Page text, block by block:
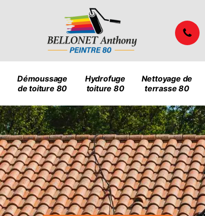
Démoussage
de toiture 80
Hydrofuge
toiture 80
Nettoyage de
terrasse 80